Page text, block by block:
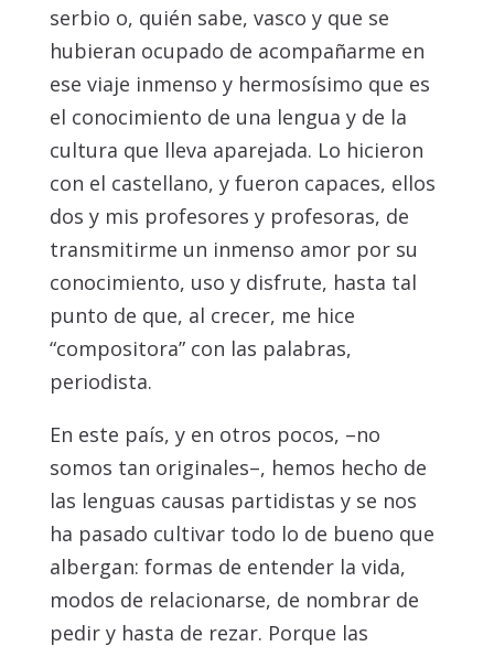
serbio o, quién sabe, vasco y que se
hubieran ocupado de acompañarme en
ese viaje inmenso y hermosísimo que es
el conocimiento de una lengua y de la
cultura que lleva aparejada. Lo hicieron
con el castellano, y fueron capaces, ellos
dos y mis profesores y profesoras, de
transmitirme un inmenso amor por su
conocimiento, uso y disfrute, hasta tal
punto de que, al crecer, me hice
“compositora” con las palabras,
periodista.
En este país, y en otros pocos, –no
somos tan originales–, hemos hecho de
las lenguas causas partidistas y se nos
ha pasado cultivar todo lo de bueno que
albergan: formas de entender la vida,
modos de relacionarse, de nombrar de
pedir y hasta de rezar. Porque las